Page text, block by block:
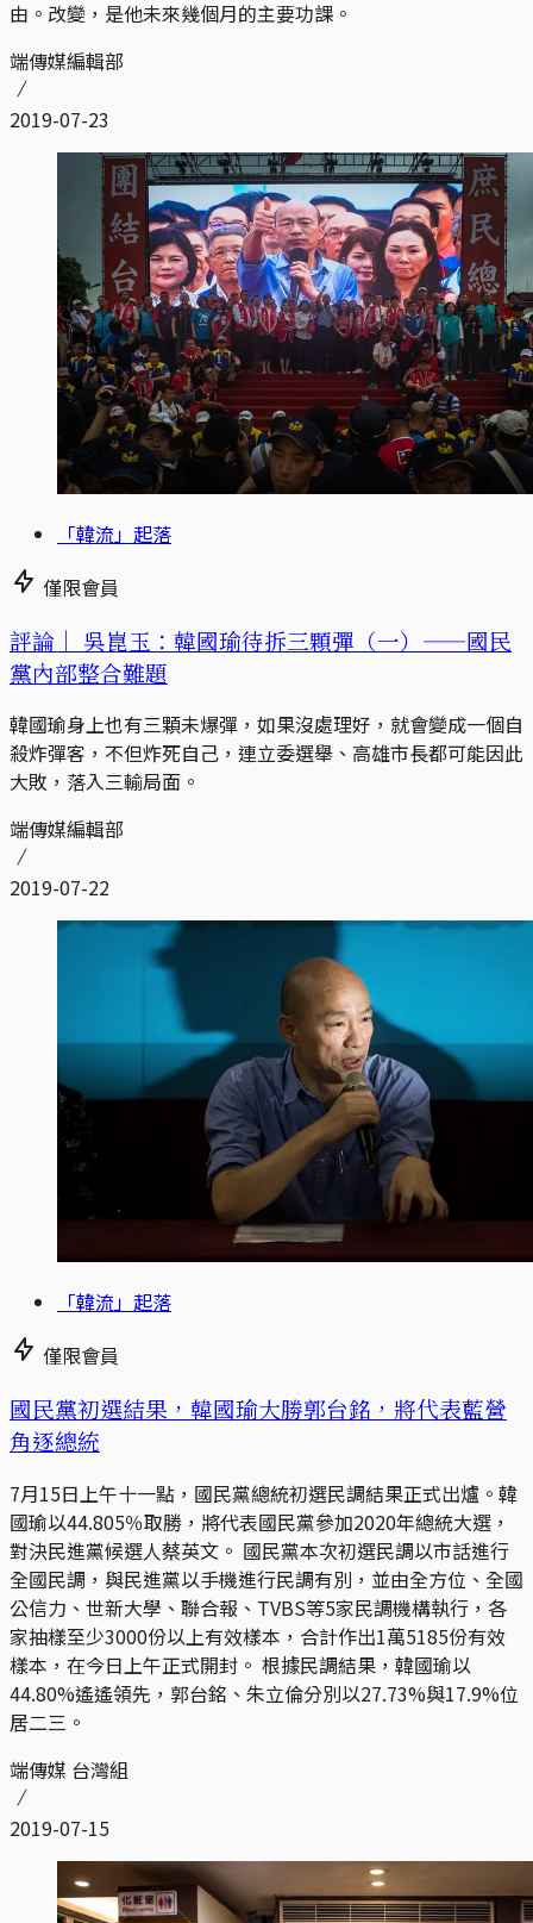
由。改變，是他未來幾個月的主要功課。
端傳媒編輯部
2019-07-23
「韓流」起落
僅限會員
評論｜ 吳崑玉：韓國瑜待拆三顆彈（一）——國民
黨內部整合難題
韓國瑜身上也有三顆未爆彈，如果沒處理好，就會變成一個自
殺炸彈客，不但炸死自己，連立委選舉、高雄市長都可能因此
大敗，落入三輸局面。
端傳媒編輯部
2019-07-22
「韓流」起落
僅限會員
國民黨初選結果，韓國瑜大勝郭台銘，將代表藍營
角逐總統
7月15日上午十一點，國民黨總統初選民調結果正式出爐。韓
國瑜以44.805％取勝，將代表國民黨參加2020年總統大選，
對決民進黨候選人蔡英文。 國民黨本次初選民調以市話進行
全國民調，與民進黨以手機進行民調有別，並由全方位、全國
公信力、世新大學、聯合報、TVBS等5家民調機構執行，各
家抽樣至少3000份以上有效樣本，合計作出1萬5185份有效
樣本，在今日上午正式開封。 根據民調結果，韓國瑜以
44.80%遙遙領先，郭台銘、朱立倫分別以27.73%與17.9%位
居二三。
端傳媒 台灣組
2019-07-15